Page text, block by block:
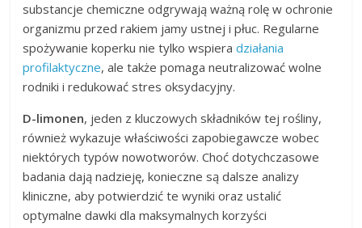
substancje chemiczne odgrywają ważną rolę w ochronie
organizmu przed rakiem jamy ustnej i płuc. Regularne
spożywanie koperku nie tylko wspieradziałania
profilaktyczne, ale także pomaga neutralizować wolne
rodniki i redukować stres oksydacyjny.
D-limonen, jeden z kluczowych składników tej rośliny,
również wykazuje właściwości zapobiegawcze wobec
niektórych typów nowotworów. Choć dotychczasowe
badania dają nadzieję, konieczne są dalsze analizy
kliniczne, aby potwierdzić te wyniki oraz ustalić
optymalne dawki dla maksymalnych korzyści